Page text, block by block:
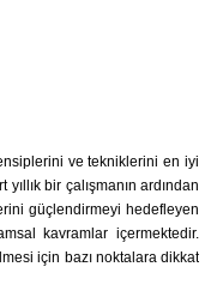
ve tekniklerini en iyi
bir çalışmanın ardından
güçlendirmeyi hedefleyen
kavramlar içermektedir.
için bazı noktalara dikkat